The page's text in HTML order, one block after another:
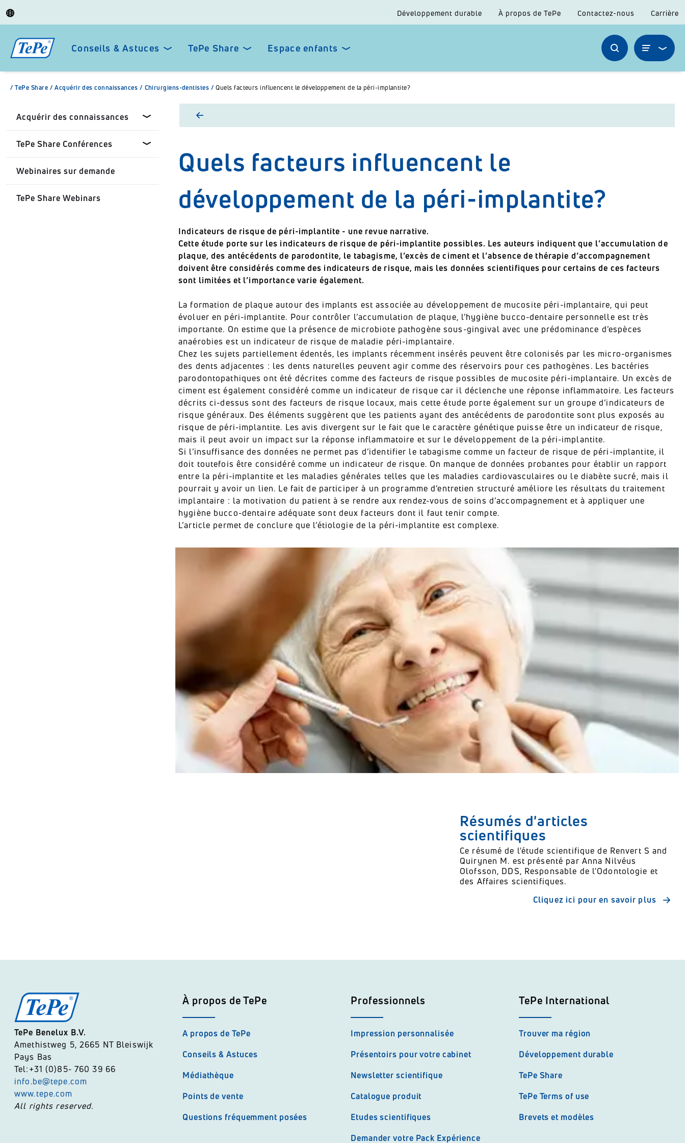
Développement durable À propos de TePe Contactez-nous Carrière
Conseils & Astuces TePe Share Espace enfants
/ TePe Share / Acquérir des connaissances / Chirurgiens-dentistes / Quels facteurs influencent le développement de la péri-implantite?
Acquérir des connaissances
Patients
TePe Share Conférences
Webinaires sur demande
TePe Share Webinars
Quels facteurs influencent le
développement de la péri-implantite?
Indicateurs de risque de péri-implantite - une revue narrative.
Cette étude porte sur les indicateurs de risque de péri-implantite possibles. Les auteurs indiquent que l’accumulation de
plaque, des antécédents de parodontite, le tabagisme, l’excès de ciment et l’absence de thérapie d’accompagnement
doivent être considérés comme des indicateurs de risque, mais les données scientifiques pour certains de ces facteurs
sont limitées et l’importance varie également.
La formation de plaque autour des implants est associée au développement de mucosite péri-implantaire, qui peut
évoluer en péri-implantite. Pour contrôler l’accumulation de plaque, l’hygiène bucco-dentaire personnelle est très
importante. On estime que la présence de microbiote pathogène sous-gingival avec une prédominance d’espèces
anaérobies est un indicateur de risque de maladie péri-implantaire.
Chez les sujets partiellement édentés, les implants récemment insérés peuvent être colonisés par les micro-organismes
des dents adjacentes : les dents naturelles peuvent agir comme des réservoirs pour ces pathogènes. Les bactéries
parodontopathiques ont été décrites comme des facteurs de risque possibles de mucosite péri-implantaire. Un excès de
ciment est également considéré comme un indicateur de risque car il déclenche une réponse inflammatoire. Les facteurs
décrits ci-dessus sont des facteurs de risque locaux, mais cette étude porte également sur un groupe d’indicateurs de
risque généraux. Des éléments suggèrent que les patients ayant des antécédents de parodontite sont plus exposés au
risque de péri-implantite. Les avis divergent sur le fait que le caractère génétique puisse être un indicateur de risque,
mais il peut avoir un impact sur la réponse inflammatoire et sur le développement de la péri-implantite.
Si l’insuffisance des données ne permet pas d’identifier le tabagisme comme un facteur de risque de péri-implantite, il
doit toutefois être considéré comme un indicateur de risque. On manque de données probantes pour établir un rapport
entre la péri-implantite et les maladies générales telles que les maladies cardiovasculaires ou le diabète sucré, mais il
pourrait y avoir un lien. Le fait de participer à un programme d’entretien structuré améliore les résultats du traitement
implantaire : la motivation du patient à se rendre aux rendez-vous de soins d’accompagnement et à appliquer une
hygiène bucco-dentaire adéquate sont deux facteurs dont il faut tenir compte.
L’article permet de conclure que l’étiologie de la péri-implantite est complexe.
Résumés d'articles
scientifiques
Ce résumé de l'étude scientifique de Renvert S and
Quirynen M. est présenté par Anna Nilvéus
Olofsson, DDS, Responsable de l'Odontologie et
des Affaires scientifiques.
Cliquez ici pour en savoir plus
TePe Benelux B.V.
Amethistweg 5, 2665 NT Bleiswijk
Pays Bas
Tel:+31 (0)85- 760 39 66
info.be@tepe.com
www.tepe.com
All rights reserved.
À propos de TePe
A propos de TePe
Conseils & Astuces
Médiathèque
Points de vente
Questions fréquemment posées
Professionnels
Impression personnalisée
Présentoirs pour votre cabinet
Newsletter scientifique
Catalogue produit
Etudes scientifiques
Demander votre Pack Expérience
TePe International
Trouver ma région
Développement durable
TePe Share
TePe Terms of use
Brevets et modèles